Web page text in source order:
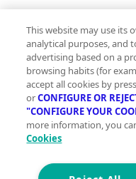
Contacto
hola@vivegreen.com
Aviso Legal
Condiciones de uso
Politica de privacidad
This website may use its
analytical purposes, and
advertising based on a
browsing habits (for
accept all cookies by
orCONFIGURE OR
"CONFIGURE YOUR
more information, you
Cookies